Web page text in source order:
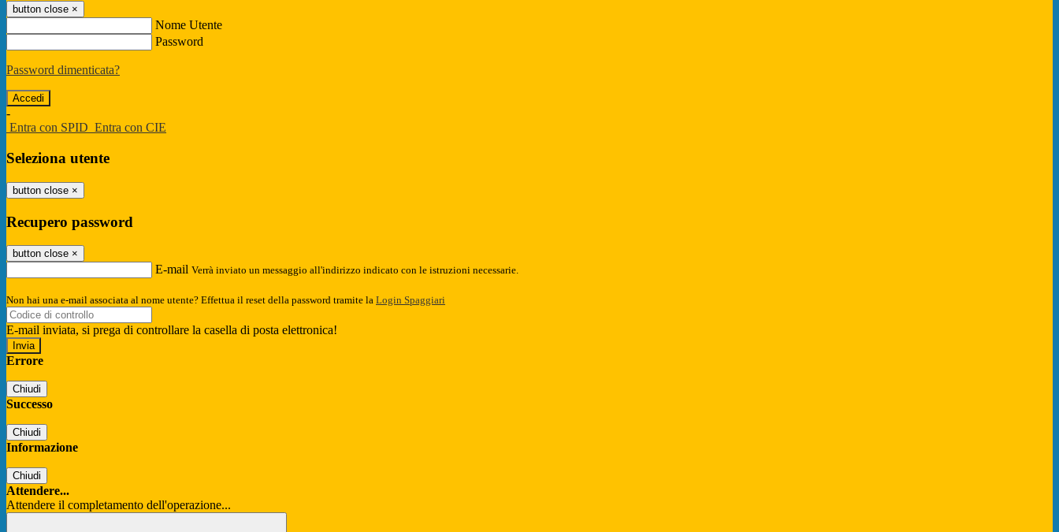
button close ×
Nome Utente
Password
Password dimenticata?
-
Entra con SPID Entra con CIE
Seleziona utente
button close ×
Recupero password
button close ×
E-mail Verrà inviato un messaggio all'indirizzo indicato con le istruzioni necessarie.
Non hai una e-mail associata al nome utente? Effettua il reset della password tramite la Login Spaggiari
E-mail inviata, si prega di controllare la casella di posta elettronica!
Errore
Chiudi
Successo
Chiudi
Informazione
Chiudi
Attendere...
Attendere il completamento dell'operazione...